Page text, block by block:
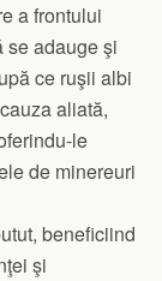
a frontului
se adauge şi
ce ruşii albi
aliată,
le
de minereuri
beneficiind
şi